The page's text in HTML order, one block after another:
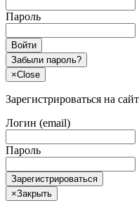
Пароль
Войти
Забыли пароль?
×Close
Зарегистрироваться на
Логин (email)
Пароль
Зарегистрироваться
×Закрыть